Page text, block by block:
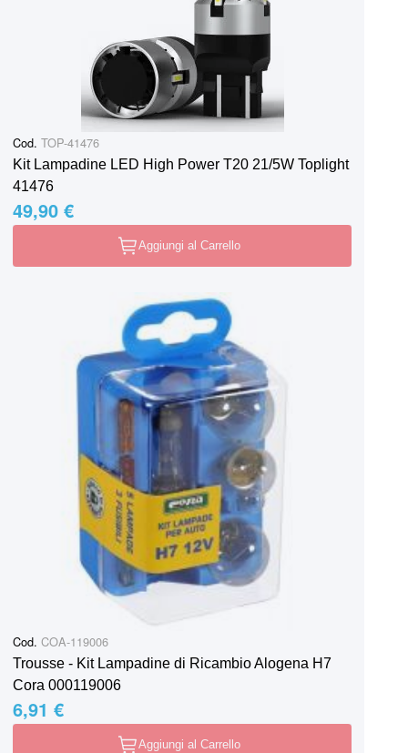
Cod. TOP-41476
Kit Lampadine LED High Power T20 21/5W Toplight
41476
49,90 €
Aggiungi al Carrello
Cod. COA-119006
Trousse - Kit Lampadine di Ricambio Alogena H7
Cora 000119006
6,91 €
Aggiungi al Carrello